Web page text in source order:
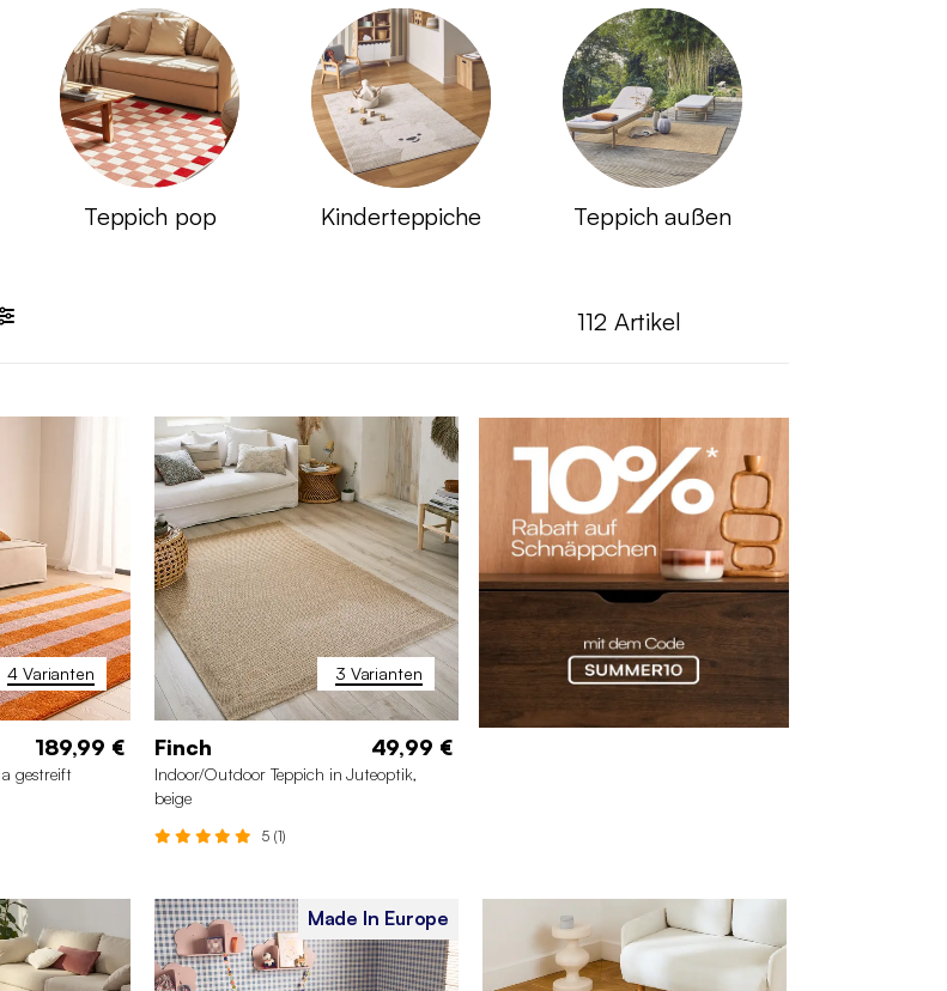
Teppich pop Kinderteppiche Teppich außen
112 Artikel
120 x 160 cm
80 x 140 cm
4 Varianten
189,99 €
gestreift
120 x 160 cm
160 x 230 cm
200 x 290 cm
3 Varianten
Finch 49,99 €
Indoor/Outdoor Teppich in Juteoptik,
beige
5 (1)
Made In Europe